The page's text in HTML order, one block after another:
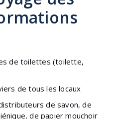
de toilettes (toilette,
de tous les locaux
de savon, de
de papier mouchoir